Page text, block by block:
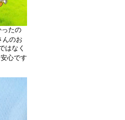
ったの
んのお
はなく
心です